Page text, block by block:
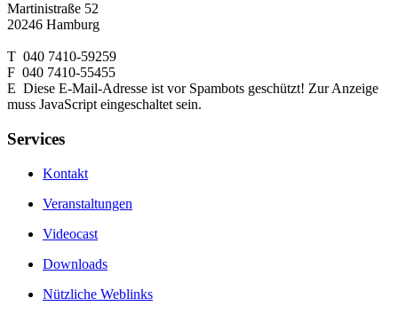
Martinistraße 52
20246 Hamburg
T 040 7410-59259
F 040 7410-55455
E Diese E-Mail-Adresse ist vor Spambots geschützt! Zur Anzeige
muss JavaScript eingeschaltet sein.
Services
Kontakt
Veranstaltungen
Videocast
Downloads
Nützliche Weblinks